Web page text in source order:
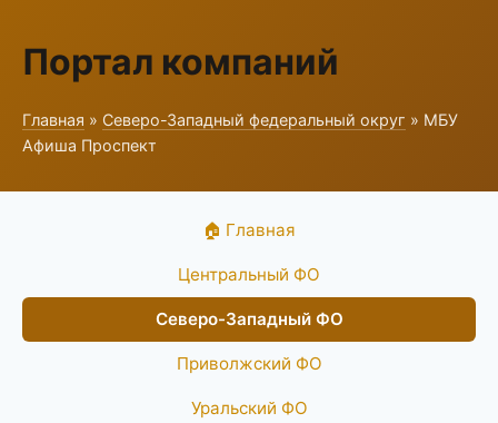
Портал компаний
Главная » Северо-Западный федеральный округ » МБУ
Афиша Проспект
🏠 Главная
Центральный ФО
Северо-Западный ФО
Приволжский ФО
Уральский ФО